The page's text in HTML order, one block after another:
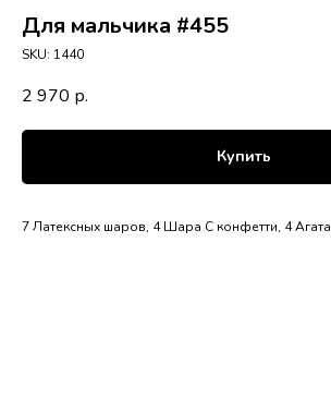
Для мальчика #455
SKU: 1440
2 970 р.
Купить
7 Латексных шаров, 4 Шара С конфетти, 4 Агата